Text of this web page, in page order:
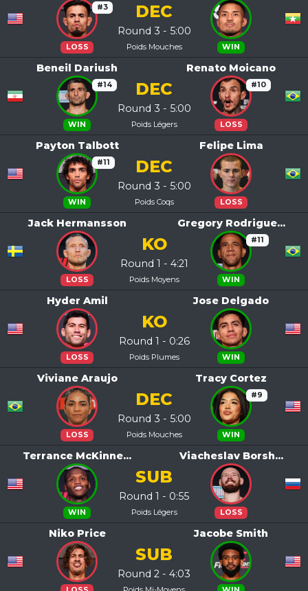
#3
LOSS WIN
DEC
Round 3 - 5:00
Poids Mouches
Beneil Dariush
#14
WIN
Renato Moicano
#10
LOSS
DEC
Round 3 - 5:00
Poids Légers
Payton Talbott
#11
WIN
Felipe Lima
LOSS
DEC
Round 3 - 5:00
Poids Coqs
Jack Hermansson
LOSS
Gregory Rodrigue...
#11
WIN
KO
Round 1 - 4:21
Poids Moyens
Hyder Amil
LOSS
Jose Delgado
WIN
KO
Round 1 - 0:26
Poids Plumes
Viviane Araujo
LOSS
Tracy Cortez
#9
WIN
DEC
Round 3 - 5:00
Poids Mouches
Terrance McKinne...
WIN
Viacheslav Borsh...
LOSS
SUB
Round 1 - 0:55
Poids Légers
Niko Price Jacobe Smith
SUB
Round 2 - 4:03